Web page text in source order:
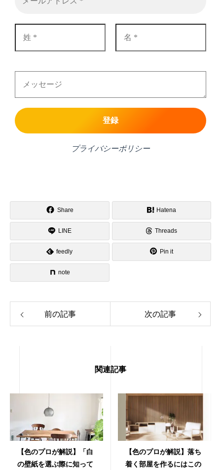
プライバシーポリシー
Share Hatena
LINE Threads
feedly Pin it
note
前の記事 次の記事
関連記事
【色のプロが解説】「白
の壁紙を選ぶ際に知って
【色のプロが解説】落ち
着く部屋を作るにはこの